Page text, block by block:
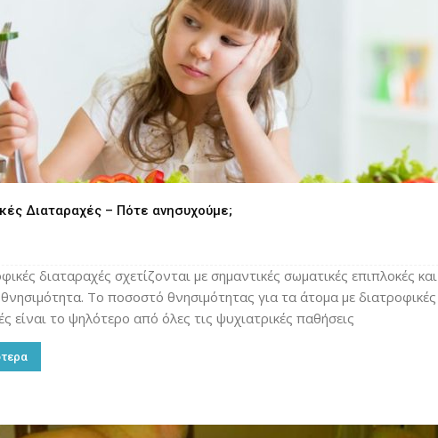
Διαταραχές – Πότε ανησυχούμε;
διαταραχές σχετίζονται με σημαντικές σωματικές επιπλοκές και
Το ποσοστό θνησιμότητας για τα άτομα με διατροφικές
είναι το ψηλότερο από όλες τις ψυχιατρικές παθήσεις